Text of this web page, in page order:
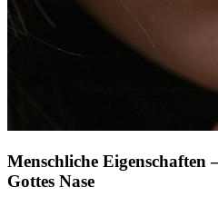
Menschliche Eigenschaften
Gottes Nase